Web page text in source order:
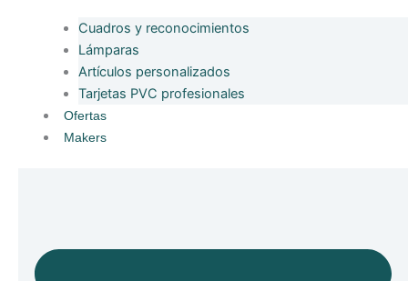
Cuadros y reconocimientos
Lámparas
Artículos personalizados
Tarjetas PVC profesionales
Ofertas
Makers